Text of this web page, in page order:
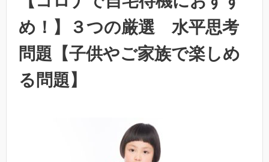
め！】３つの厳選 水平思考
問題【子供やご家族で楽しめ
る問題】